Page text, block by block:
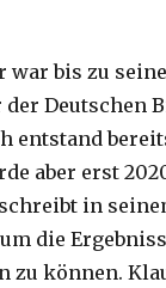
war bis zu
Deutschen
entstand
aber erst
in
die
zu können.